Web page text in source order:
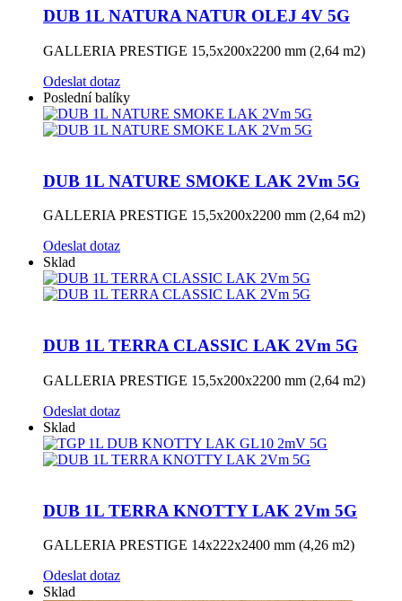
DUB 1L NATURA NATUR OLEJ 4V 5G
GALLERIA PRESTIGE 15,5x200x2200 mm (2,64 m2)
Odeslat dotaz
Poslední balíky
DUB 1L NATURE SMOKE LAK 2Vm 5G
GALLERIA PRESTIGE 15,5x200x2200 mm (2,64 m2)
Odeslat dotaz
Sklad
DUB 1L TERRA CLASSIC LAK 2Vm 5G
GALLERIA PRESTIGE 15,5x200x2200 mm (2,64 m2)
Odeslat dotaz
Sklad
DUB 1L TERRA KNOTTY LAK 2Vm 5G
GALLERIA PRESTIGE 14x222x2400 mm (4,26 m2)
Odeslat dotaz
Sklad